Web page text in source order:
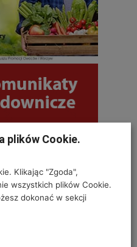
plików Cookie.
Klikając "Zgoda",
wszystkich plików Cookie.
dokonać w sekcji